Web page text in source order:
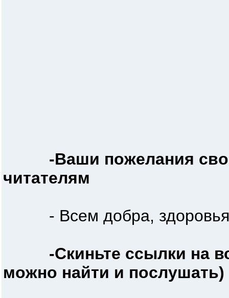
-Ваши пожелания
читателям
- Всем добра, здоровья
-Скиньте ссылки на
можно найти и послушать)